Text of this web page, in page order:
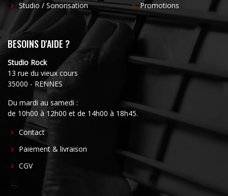
Studio / Sonorisation Promotions
BESOINS D'AIDE ?
Studio Rock
13 rue du vieux cours
35000 - RENNES
Du mardi au samedi :
de 10h00 à 12h00 et de 14h00 à 18h45.
FOOTER
CENTER
Contact
Paiement & livraison
CGV